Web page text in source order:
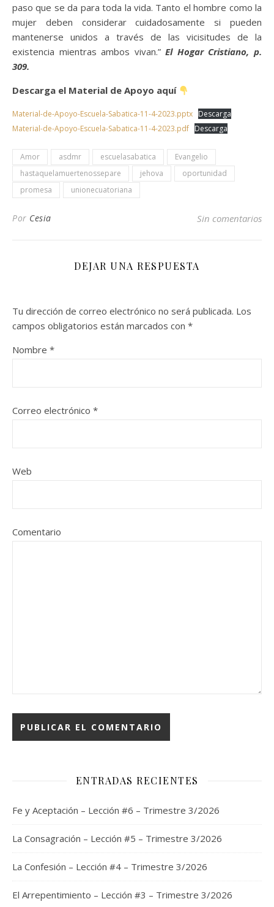
paso que se da para toda la vida. Tanto el hombre como la
mujer deben considerar cuidadosamente si pueden
mantenerse unidos a través de las vicisitudes de la
existencia mientras ambos vivan.” El Hogar Cristiano, p.
309.
Descarga el Material de Apoyo aquí
Material-de-Apoyo-Escuela-Sabatica-11-4-2023.pptx Descarga
Material-de-Apoyo-Escuela-Sabatica-11-4-2023.pdf Descarga
Amor asdmr escuelasabatica
Evangelio
hastaquelamuertenossepare
jehova
oportunidad
promesa
unionecuatoriana
Por Cesia Sin comentarios
DEJAR UNA RESPUESTA
Tu dirección de correo electrónico no será publicada. Los
campos obligatorios están marcados con *
Nombre *
Correo electrónico *
Web
Comentario
ENTRADAS RECIENTES
Fe y Aceptación – Lección #6 – Trimestre 3/2026
La Consagración – Lección #5 – Trimestre 3/2026
La Confesión – Lección #4 – Trimestre 3/2026
El Arrepentimiento – Lección #3 – Trimestre 3/2026